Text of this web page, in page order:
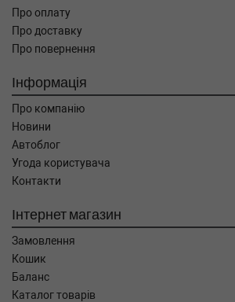
Про оплату
Про доставку
Про повернення
Інформація
Про компанію
Новини
Автоблог
Угода користувача
Контакти
Інтернет магазин
Замовлення
Кошик
Баланс
Каталог товарів